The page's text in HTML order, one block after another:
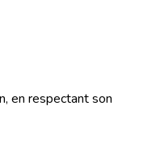
en respectant son